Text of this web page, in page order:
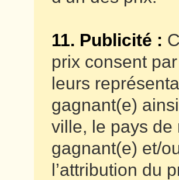
11. Publicité :
prix consent
leurs
gagnant(e)
ville, le pays de
gagnant(e) et/
l’attribution du